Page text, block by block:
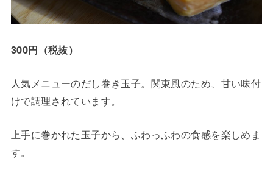
300円（税抜）
人気メニューのだし巻き玉子。関東風のため、甘い味付
けで調理されています。
上手に巻かれた玉子から、ふわっふわの食感を楽しめま
す。